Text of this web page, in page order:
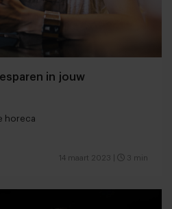
in jouw
horeca
14 maart 2023 3 min